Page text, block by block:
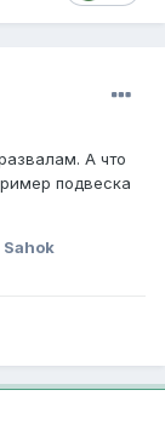
А что
подвеска
Sahok